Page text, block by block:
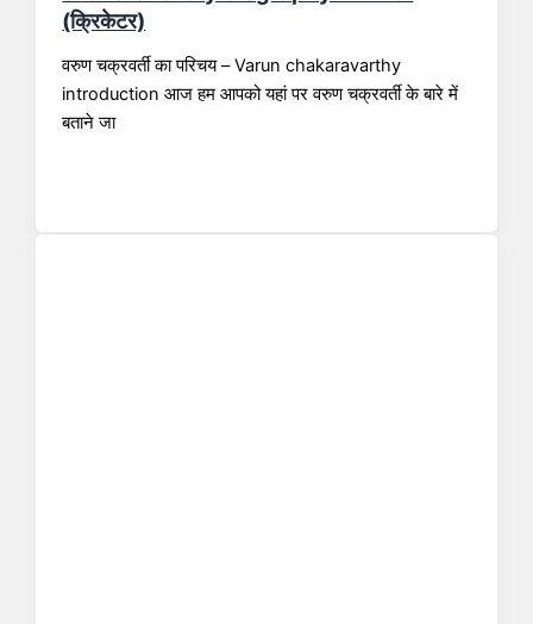
(क्रिकेटर)
वरुण चक्रवर्ती का परिचय – Varun chakaravarthy
introduction आज हम आपको यहां पर वरुण चक्रवर्ती के बारे में
बताने जा